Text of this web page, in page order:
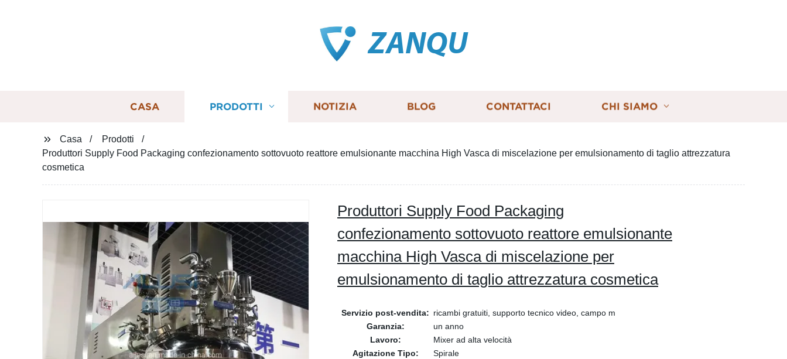
ZANQU
CASA PRODOTTI NOTIZIA BLOG CONTATTACI CHI SIAMO
Casa
Prodotti
Produttori Supply Food Packaging confezionamento sottovuoto reattore emulsionante macchina High Vasca di miscelazione per emulsionamento di taglio attrezzatura
cosmetica
Produttori Supply Food Packaging
confezionamento sottovuoto reattore emulsionante
macchina High Vasca di miscelazione per
emulsionamento di taglio attrezzatura cosmetica
Servizio post-vendita: ricambi gratuiti, supporto tecnico video, campo m
Garanzia:
un anno
Lavoro:
Mixer ad alta velocità
Agitazione Tipo:
Spirale